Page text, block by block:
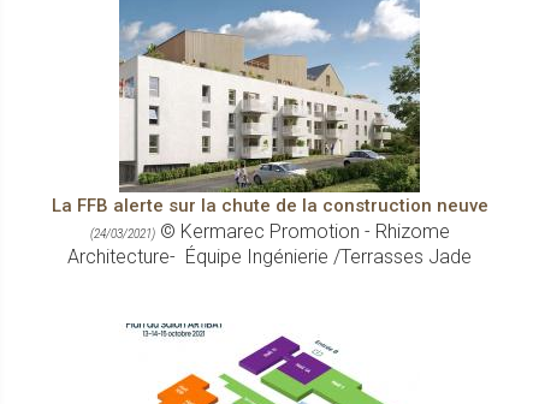
La FFB alerte sur la chute de la construction neuve
(24/03/2021)© Kermarec Promotion - Rhizome
Architecture- Équipe Ingénierie /Terrasses Jade